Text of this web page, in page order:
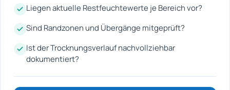
Liegen aktuelle Restfeuchtewerte je Bereich vor?
Sind Randzonen und Übergänge mitgeprüft?
Ist der Trocknungsverlauf nachvollziehbar
dokumentiert?